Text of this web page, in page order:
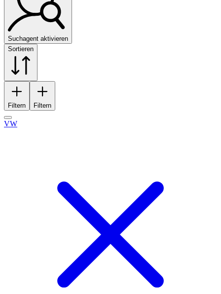
Suchagent aktivieren
Sortieren
Filtern Filtern
VW